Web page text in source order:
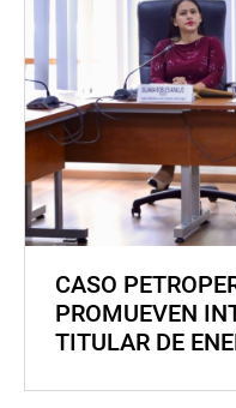
CASO
PROMUEVEN
TITULAR DE